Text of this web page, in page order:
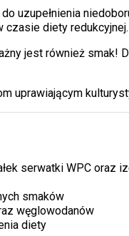
uzupełnienia
czasie diety redukcyjnej.
jest również smak!
uprawiającym
serwatki WPC oraz
smaków
węglowodanów
diety